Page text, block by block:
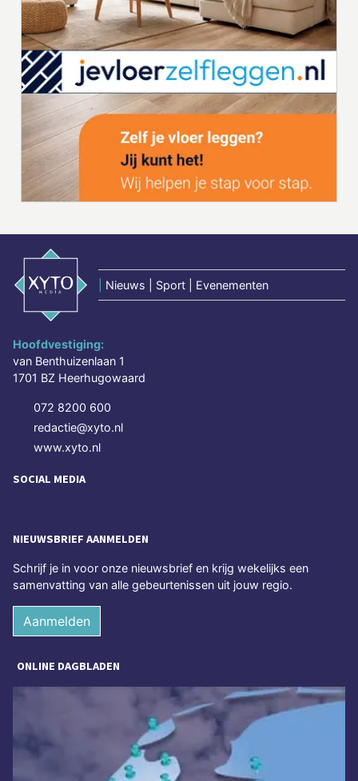
Nieuws | Sport | Evenementen
Hoofdvestiging:
van Benthuizenlaan 1
1701 BZ Heerhugowaard
072 8200 600
redactie@xyto.nl
www.xyto.nl
SOCIAL MEDIA
NIEUWSBRIEF AANMELDEN
Schrijf je in voor onze nieuwsbrief en krijg wekelijks een
samenvatting van alle gebeurtenissen uit jouw regio.
Aanmelden
ONLINE DAGBLADEN